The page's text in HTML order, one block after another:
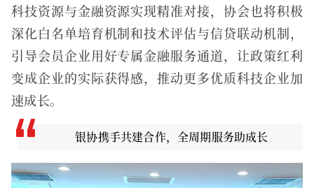
科技资源与金融资源实现精准对接，协会也将积极
深化白名单培育机制和技术评估与信贷联动机制，
引导会员企业用好专属金融服务通道，让政策红利
变成企业的实际获得感，推动更多优质科技企业加
速成长。
银协携手共建合作，全周期服务助成长